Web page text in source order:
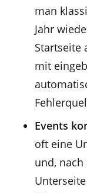
man
Jahr
Startseite
mit
Events
oft eine
und,